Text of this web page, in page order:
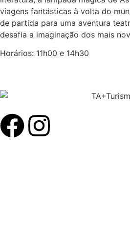
viagens fantásticas à volta do
de partida para uma aventura
desafia a imaginação dos mais
Horários: 11h00 e 14h30